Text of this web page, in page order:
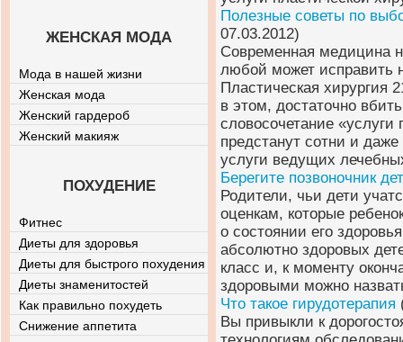
Полезные советы по
07.03.2012)
Современная медицина
любой может исправить
Пластическая хирургия
в этом, достаточно
словосочетание «услуги
предстанут сотни и
услуги ведущих
Берегите позвоночник
Родители, чьи дети
оценкам, которые
о состоянии его
абсолютно здоровых
класс и, к моменту
здоровыми можно
Что такое гирудотерапия
Вы привыкли к
ЖЕНСКАЯ МОДА
Мода в нашей жизни
Женская мода
Женский гардероб
Женский макияж
ПОХУДЕНИЕ
Фитнес
Диеты для здоровья
Диеты для быстрого похудения
Диеты знаменитостей
Как правильно похудеть
Снижение аппетита